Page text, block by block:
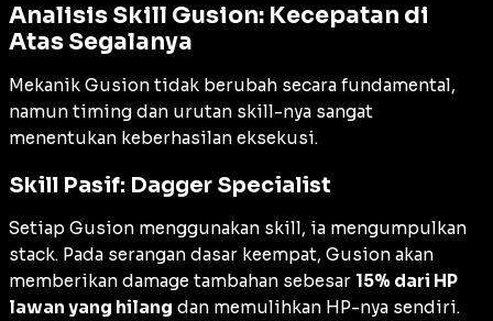
Analisis Skill Gusion: Kecepatan di
Atas Segalanya
Mekanik Gusion tidak berubah secara fundamental,
namun timing dan urutan skill-nya sangat
menentukan keberhasilan eksekusi.
Skill Pasif: Dagger Specialist
Setiap Gusion menggunakan skill, ia mengumpulkan
stack. Pada serangan dasar keempat, Gusion akan
memberikan damage tambahan sebesar 15% dari HP
lawan yang hilang dan memulihkan HP-nya sendiri.